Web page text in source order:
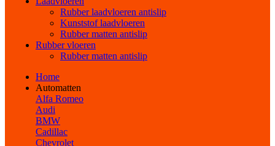
Rubber laadvloeren antislip
Kunststof laadvloeren
Rubber matten antislip
Rubber vloeren
Rubber matten antislip
Home
Automatten
Alfa Romeo
Audi
BMW
Cadillac
Chevrolet